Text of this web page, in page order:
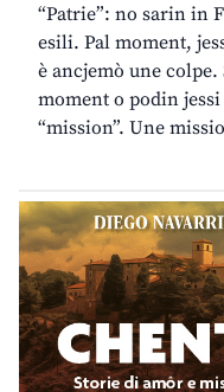
“Patrie”: no sarin
esili. Pal moment,
è ancjemò une
moment o podin
“mission”. Une